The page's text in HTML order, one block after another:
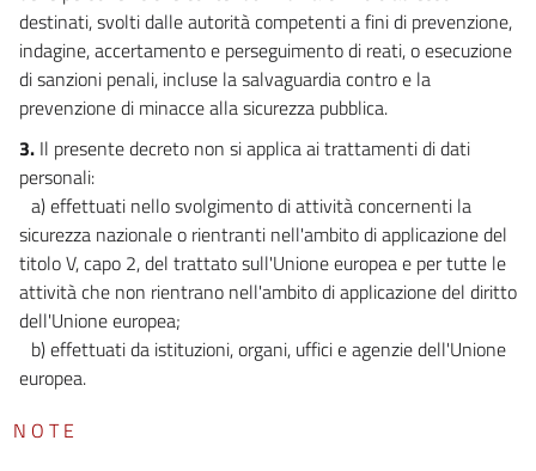
destinati, svolti dalle autorità competenti a fini di prevenzione,
indagine, accertamento e perseguimento di reati, o esecuzione
di sanzioni penali, incluse la salvaguardia contro e la
prevenzione di minacce alla sicurezza pubblica.
3. Il presente decreto non si applica ai trattamenti di dati
personali:
a) effettuati nello svolgimento di attività concernenti la
sicurezza nazionale o rientranti nell'ambito di applicazione del
titolo V, capo 2, del trattato sull'Unione europea e per tutte le
attività che non rientrano nell'ambito di applicazione del diritto
dell'Unione europea;
b) effettuati da istituzioni, organi, uffici e agenzie dell'Unione
europea.
N O T E